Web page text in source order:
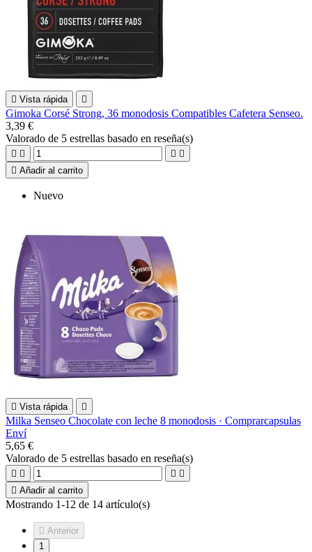
 Vista rápida 
Gimoka Corsé Strong, 36 monodosis Compatibles Cafetera Senseo.
3,39 €
Valorado de 5 estrellas basado en reseña(s)
   
 Añadir al carrito
Nuevo
 Vista rápida 
Milka Senseo Chocolate con leche 8 monodosis · Comprarcapsulas
Enví
5,65 €
Valorado de 5 estrellas basado en reseña(s)
   
 Añadir al carrito
Mostrando 1-12 de 14 artículo(s)
 Anterior
1